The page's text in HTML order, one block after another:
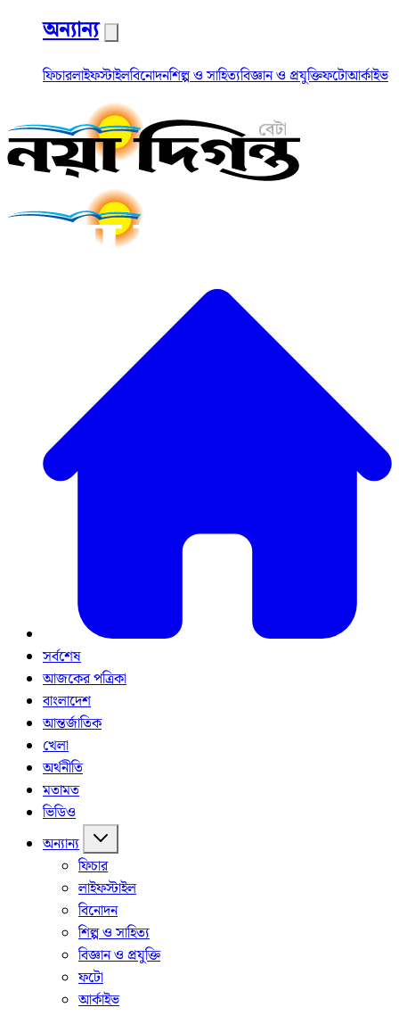
অন্যান্য
ফিচারলাইফস্টাইলবিনোদনশিল্প ও সাহিত্যবিজ্ঞান ও প্রযুক্তিফটোআর্কাইভ
সর্বশেষ
আজকের পত্রিকা
বাংলাদেশ
আন্তর্জাতিক
খেলা
অর্থনীতি
মতামত
ভিডিও
অন্যান্য
ফিচার
লাইফস্টাইল
বিনোদন
শিল্প ও সাহিত্য
বিজ্ঞান ও প্রযুক্তি
ফটো
আর্কাইভ